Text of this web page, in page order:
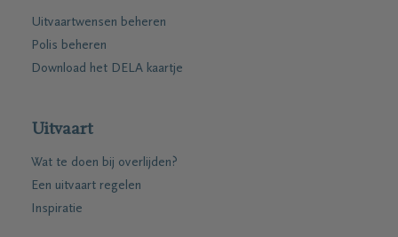
Uitvaartwensen beheren
Polis beheren
Download het DELA kaartje
Uitvaart
Wat te doen bij overlijden?
Een uitvaart regelen
Inspiratie